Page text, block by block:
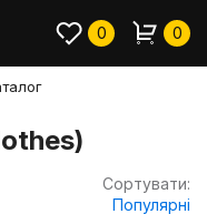
0 0
Сортувати:
Популярні